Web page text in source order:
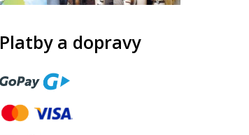
Platby a dopravy